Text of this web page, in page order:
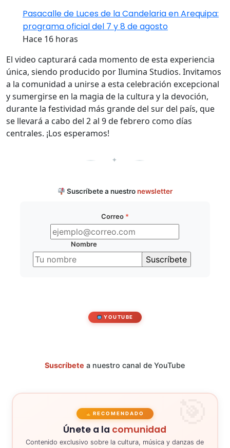
Pasacalle de Luces de la Candelaria en Arequipa:
programa oficial del 7 y 8 de agosto
Hace 16 horas
El video capturará cada momento de esta experiencia
única, siendo producido por Ilumina Studios. Invitamos
a la comunidad a unirse a esta celebración excepcional
y sumergirse en la magia de la cultura y la devoción,
durante la festividad más grande del sur del país, que
se llevará a cabo del 2 al 9 de febrero como días
centrales. ¡Los esperamos!
✦
Suscríbete a nuestro newsletter
Correo *
Nombre
YOUTUBE
Suscríbete a nuestro canal de YouTube
RECOMENDADO
Únete a la comunidad
Contenido exclusivo sobre la cultura, música y danzas de